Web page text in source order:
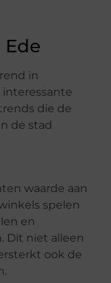
in
interessante
die de
de stad
waarde aan
spelen
en
Dit niet alleen
ook de